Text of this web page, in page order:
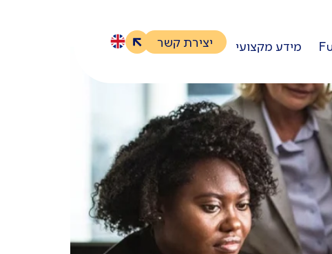
מידע מקצועי יצירת קשר